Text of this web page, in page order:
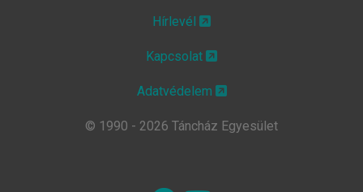
Hírlevél
Kapcsolat
Adatvédelem
© 1990 - 2026 Táncház Egyesület